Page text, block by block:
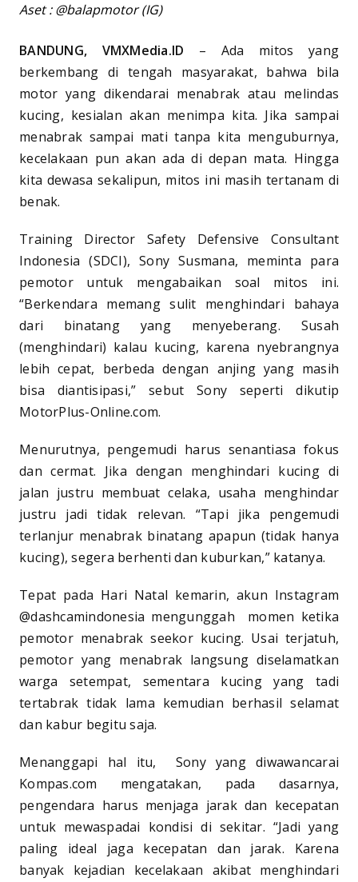
Aset : @balapmotor (IG)
BANDUNG, VMXMedia.ID – Ada mitos yang
berkembang di tengah masyarakat, bahwa bila
motor yang dikendarai menabrak atau melindas
kucing, kesialan akan menimpa kita. Jika sampai
menabrak sampai mati tanpa kita menguburnya,
kecelakaan pun akan ada di depan mata. Hingga
kita dewasa sekalipun, mitos ini masih tertanam di
benak.
Training Director Safety Defensive Consultant
Indonesia (SDCI), Sony Susmana, meminta para
pemotor untuk mengabaikan soal mitos ini.
“Berkendara memang sulit menghindari bahaya
dari binatang yang menyeberang. Susah
(menghindari) kalau kucing, karena nyebrangnya
lebih cepat, berbeda dengan anjing yang masih
bisa diantisipasi,” sebut Sony seperti dikutip
MotorPlus-Online.com.
Menurutnya, pengemudi harus senantiasa fokus
dan cermat. Jika dengan menghindari kucing di
jalan justru membuat celaka, usaha menghindar
justru jadi tidak relevan. “Tapi jika pengemudi
terlanjur menabrak binatang apapun (tidak hanya
kucing), segera berhenti dan kuburkan,” katanya.
Tepat pada Hari Natal kemarin, akun Instagram
@dashcamindonesia mengunggah momen ketika
pemotor menabrak seekor kucing. Usai terjatuh,
pemotor yang menabrak langsung diselamatkan
warga setempat, sementara kucing yang tadi
tertabrak tidak lama kemudian berhasil selamat
dan kabur begitu saja.
Menanggapi hal itu, Sony yang diwawancarai
Kompas.com mengatakan, pada dasarnya,
pengendara harus menjaga jarak dan kecepatan
untuk mewaspadai kondisi di sekitar. “Jadi yang
paling ideal jaga kecepatan dan jarak. Karena
banyak kejadian kecelakaan akibat menghindari